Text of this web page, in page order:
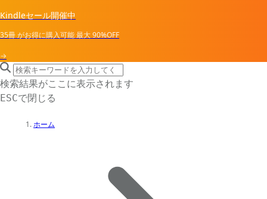
Kindleセール開催中
35冊がお得に購入可能最大90%OFF
→
search icon
サイト内検索
検索結果がここに表示されます
ESCで閉じる
ホーム